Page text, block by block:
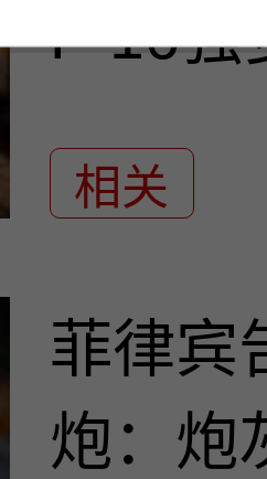
F-16强
相关
菲律宾
炮：炮